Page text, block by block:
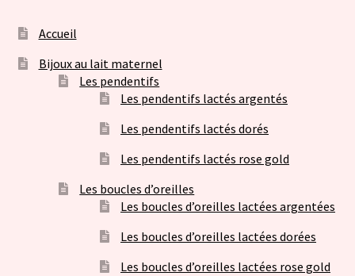
Accueil
Bijoux au lait maternel
Les pendentifs
Les pendentifs lactés argentés
Les pendentifs lactés dorés
Les pendentifs lactés rose gold
Les boucles d’oreilles
Les boucles d’oreilles lactées argentées
Les boucles d’oreilles lactées dorées
Les boucles d’oreilles lactées rose gold